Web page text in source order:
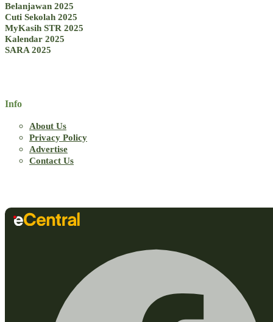
Belanjawan 2025
Cuti Sekolah 2025
MyKasih STR 2025
Kalendar 2025
SARA 2025
Info
About Us
Privacy Policy
Advertise
Contact Us